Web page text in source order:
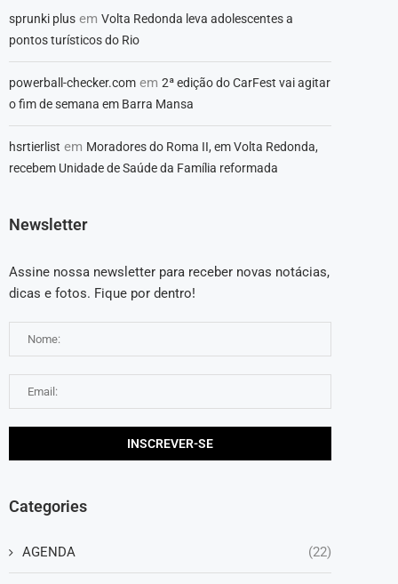
sprunki plus em Volta Redonda leva adolescentes a
pontos turísticos do Rio
powerball-checker.com em 2ª edição do CarFest vai agitar
o fim de semana em Barra Mansa
hsrtierlist em Moradores do Roma II, em Volta Redonda,
recebem Unidade de Saúde da Família reformada
Newsletter
Assine nossa newsletter para receber novas notácias,
dicas e fotos. Fique por dentro!
Categories
AGENDA (22)